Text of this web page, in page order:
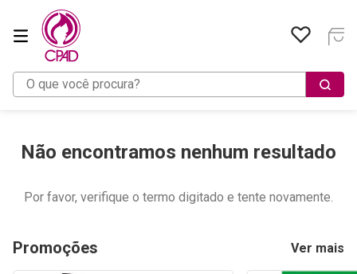
O que você procura?
Não encontramos nenhum resultado
Por favor, verifique o termo digitado e tente novamente.
Promoções Ver mais